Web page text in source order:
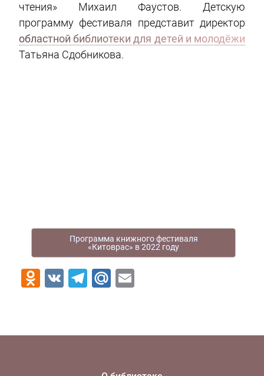
чтения» Михаил Фаустов. Детскую
программу фестиваля представит директор
областной библиотеки для детей и молодёжи
Татьяна Сдобникова.
Программа книжного фестиваля
«Китоврас» в 2022 году
Odnoklassniki
VK Telegram
Mail.Ru